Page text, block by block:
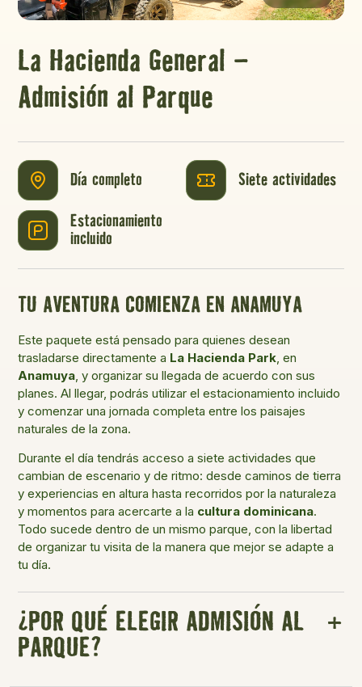
La Hacienda General –
Admisión al Parque
Día completo Siete actividades
Estacionamiento
incluido
TU AVENTURA COMIENZA EN ANAMUYA
Este paquete está pensado para quienes desean
trasladarse directamente a La Hacienda Park, en
Anamuya, y organizar su llegada de acuerdo con sus
planes. Al llegar, podrás utilizar el estacionamiento incluido
y comenzar una jornada completa entre los paisajes
naturales de la zona.
Durante el día tendrás acceso a siete actividades que
cambian de escenario y de ritmo: desde caminos de tierra
y experiencias en altura hasta recorridos por la naturaleza
y momentos para acercarte a la cultura dominicana.
Todo sucede dentro de un mismo parque, con la libertad
de organizar tu visita de la manera que mejor se adapte a
tu día.
¿POR QUÉ ELEGIR ADMISIÓN AL
PARQUE?